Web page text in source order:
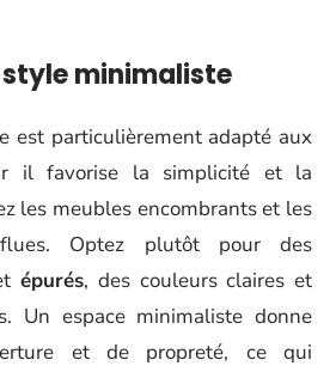
minimaliste
est particulièrement adapté aux
il favorise la simplicité et la
les meubles encombrants et les
Optez plutôt pour des
épurés, des couleurs claires et
Un espace minimaliste donne
et de propreté, ce qui